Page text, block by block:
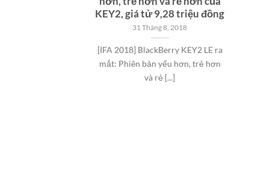
KEY2, giá tử 9,28 triệu đồng
31 Tháng 8, 2018
[IFA 2018] BlackBerry KEY2 LE ra
mắt: Phiên bản yếu hơn, trẻ hơn
và rẻ [...]